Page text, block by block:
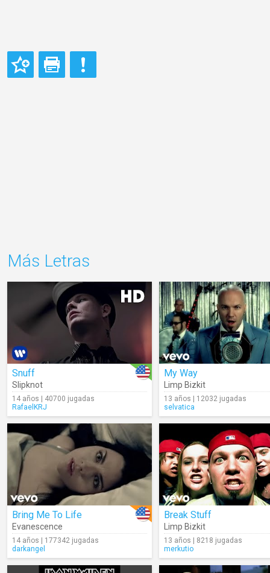
Más Letras
Snuff
Slipknot
14 años | 40700 jugadas
RafaelKRJ
My Way
Limp Bizkit
13 años | 12032 jugadas
selvatica
Bring Me To Life
Evanescence
14 años | 177342 jugadas
darkangel
Break Stuff
Limp Bizkit
13 años | 8218 jugadas
merkutio